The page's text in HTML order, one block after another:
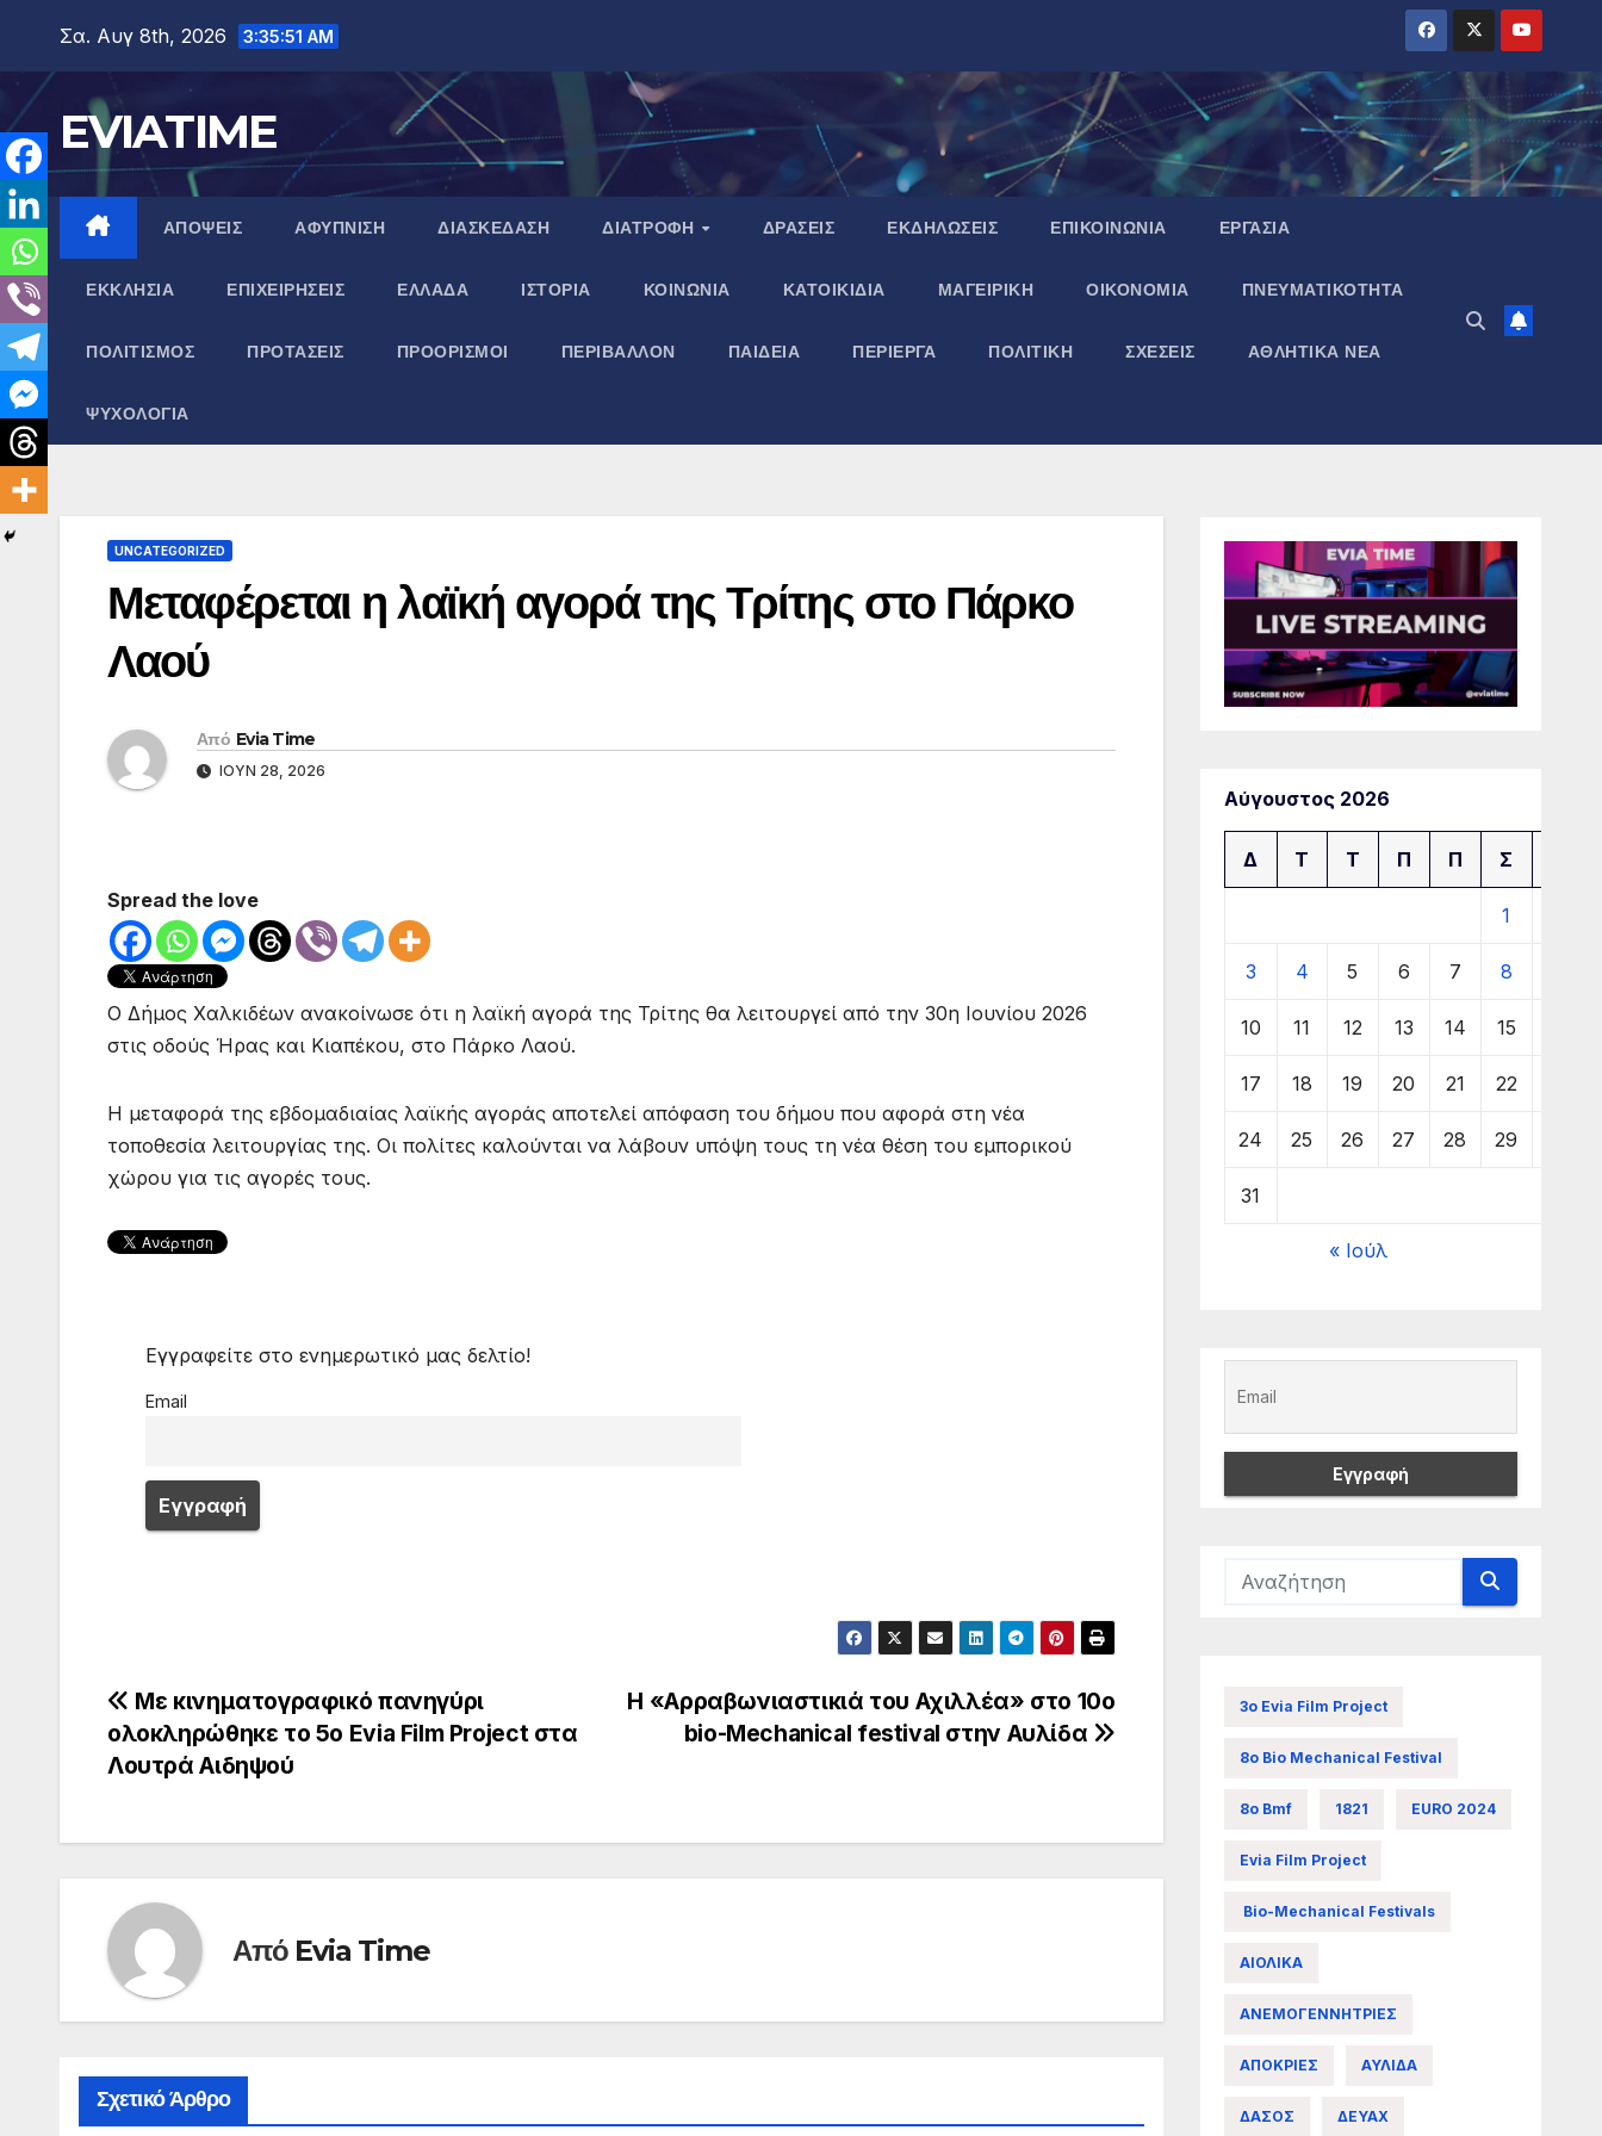
περιεχόμενο
Σα. Αυγ 8th, 2026 3:35:52 AM
EVIATIME
ΑΠΟΨΕΙΣ ΑΦΥΠΝΙΣΗ ΔΙΑΣΚΕΔΑΣΗ ΔΙΑΤΡΟΦΗ ΔΡΑΣΕΙΣ ΕΚΔΗΛΩΣΕΙΣ ΕΠΙΚΟΙΝΩΝΙΑ ΕΡΓΑΣΙΑ
ΕΚΚΛΗΣΙΑ ΕΠΙΧΕΙΡΗΣΕΙΣ ΕΛΛΑΔΑ ΙΣΤΟΡΙΑ ΚΟΙΝΩΝΙΑ ΚΑΤΟΙΚΙΔΙΑ ΜΑΓΕΙΡΙΚΗ ΟΙΚΟΝΟΜΙΑ ΠΝΕΥΜΑΤΙΚΌΤΗΤΑ
ΠΟΛΙΤΙΣΜΟΣ ΠΡΟΤΑΣΕΙΣ ΠΡΟΟΡΙΣΜΟΙ ΠΕΡΙΒΑΛΛΟΝ ΠΑΙΔΕΙΑ ΠΕΡΙΕΡΓΑ ΠΟΛΙΤΙΚΗ ΣΧΕΣΕΙΣ ΑΘΛΗΤΙΚΑ ΝΕΑ
ΨΥΧΟΛΟΓΙΑ
UNCATEGORIZED
Μεταφέρεται η λαϊκή αγορά της Τρίτης στο Πάρκο
Λαού
Από Evia Time
ΙΟΎΝ 28, 2026
Spread the love
Ο Δήμος Χαλκιδέων ανακοίνωσε ότι η λαϊκή αγορά της Τρίτης θα λειτουργεί από την 30η Ιουνίου 2026
στις οδούς Ήρας και Κιαπέκου, στο Πάρκο Λαού.
Η μεταφορά της εβδομαδιαίας λαϊκής αγοράς αποτελεί απόφαση του δήμου που αφορά στη νέα
τοποθεσία λειτουργίας της. Οι πολίτες καλούνται να λάβουν υπόψη τους τη νέα θέση του εμπορικού
χώρου για τις αγορές τους.
Εγγραφείτε στο ενημερωτικό μας δελτίο!
Email
Πλοήγηση
άρθρων
Η «Αρραβωνιαστικιά του Αχιλλέα» στο 10ο
bio-Mechanical festival στην Αυλίδα
Με κινηματογραφικό πανηγύρι
ολοκληρώθηκε το 5ο Evia Film Project στα
Λουτρά Αιδηψού
Από Evia Time
Σχετικό Άρθρο
Αύγουστος 2026
Δ Τ Τ Π Π Σ
1
3 4 5 6 7 8
10 11 12 13 14 15
17 18 19 20 21 22
24 25 26 27 28 29
31
« Ιούλ
3ο Evia Film Project
8ο Bio Mechanical Festival
8ο Bmf 1821 EURO 2024
Evia Film Project
Bio-Mechanical Festivals
ΑΙΟΛΙΚΑ
ΑΝΕΜΟΓΕΝΝΗΤΡΙΕΣ
ΑΠΟΚΡΙΕΣ ΑΥΛΙΔΑ
ΔΑΣΟΣ ΔΕΥΑΧ